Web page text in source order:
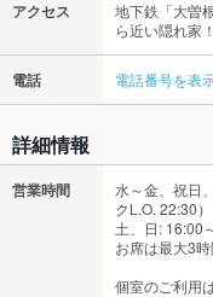
アクセス
地下鉄「大曽
ら近い隠れ家
電話 電話番号を表
詳細情報
営業時間
水～金、祝日
クL.O. 22:30）
土、日: 16:00
お席は最大3
個室のご利用